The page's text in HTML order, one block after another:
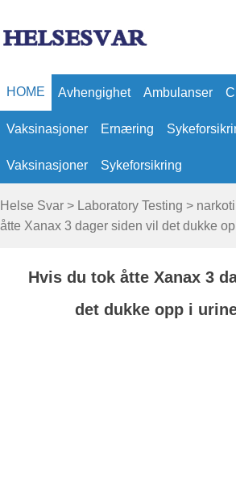
HOME Avhengighet Ambulanser
Vaksinasjoner Ernæring
Vaksinasjoner Sykeforsikring
Helse Svar > Laboratory Testing >
åtte Xanax 3 dager siden vil det dukke
Hvis du tok åtte Xanax 3
det dukke opp i